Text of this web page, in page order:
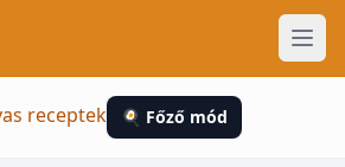
receptek 🍳 Főző mód